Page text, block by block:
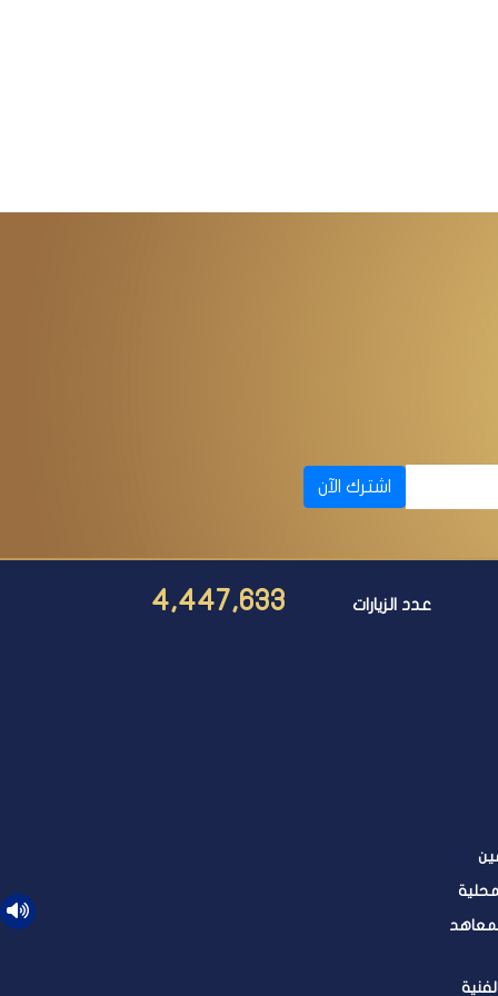
اشترك الآن
عدد الزيارات 4,447,633